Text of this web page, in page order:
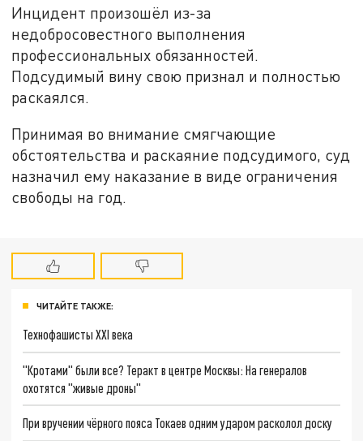
Инцидент произошёл из-за
недобросовестного выполнения
профессиональных обязанностей.
Подсудимый вину свою признал и полностью
раскаялся.
Принимая во внимание смягчающие
обстоятельства и раскаяние подсудимого, суд
назначил ему наказание в виде ограничения
свободы на год.
ЧИТАЙТЕ ТАКЖЕ:
Технофашисты XXI века
"Кротами" были все? Теракт в центре Москвы: На генералов
охотятся "живые дроны"
При вручении чёрного пояса Токаев одним ударом расколол доску